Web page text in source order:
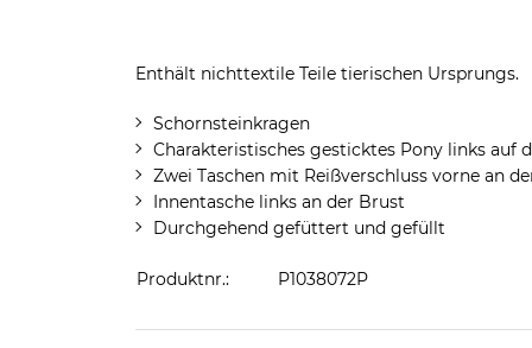
Enthält nichttextile Teile tierischen Ursprungs.
Schornsteinkragen
Charakteristisches gesticktes Pony links auf
Zwei Taschen mit Reißverschluss vorne an
Innentasche links an der Brust
Durchgehend gefüttert und gefüllt
Produktnr.: P1038072P